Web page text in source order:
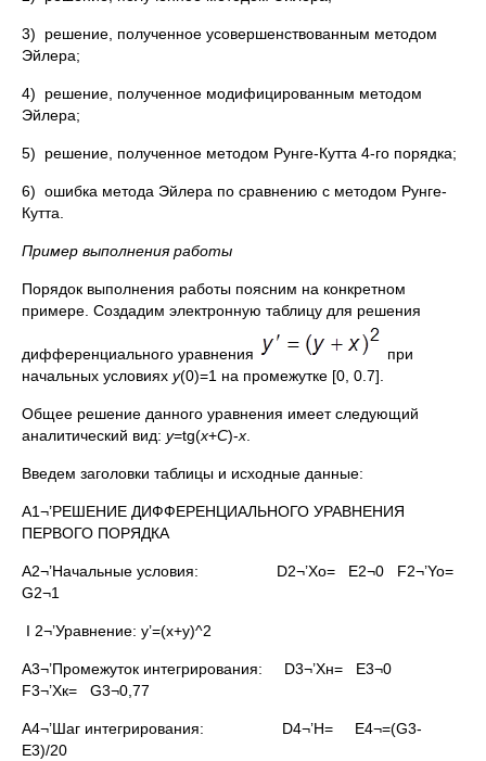
3) решение, полученное усовершенствованным методом
Эйлера;
4) решение, полученное модифицированным методом
Эйлера;
5) решение, полученное методом Рунге-Кутта 4-го порядка;
6) ошибка метода Эйлера по сравнению с методом Рунге-
Кутта.
Пример выполнения работы
Порядок выполнения работы поясним на конкретном
примере. Создадим электронную таблицу для решения
дифференциального уравнения
при
начальных условиях y(0)=1 на промежутке [0, 0.7].
Общее решение данного уравнения имеет следующий
аналитический вид: y=tg(x+C)-x.
Введем заголовки таблицы и исходные данные:
A1¬’РЕШЕНИЕ ДИФФЕРЕНЦИАЛЬНОГО УРАВНЕНИЯ
ПЕРВОГО ПОРЯДКА
A2¬’Начальные условия: D2¬’Xo= E2¬0 F2¬’Yo=
G2¬1
I 2¬’Уравнение: y’=(x+y)^2
A3¬’Промежуток интегрирования: D3¬’Хн= E3¬0
F3¬’Хк= G3¬0,77
A4¬’Шаг интегрирования: D4¬’H= E4¬=(G3-
E3)/20